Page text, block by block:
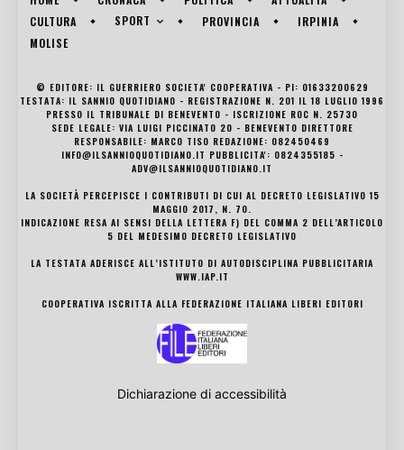
CULTURA
SPORT PROVINCIA
IRPINIA
MOLISE
© EDITORE: IL GUERRIERO SOCIETA' COOPERATIVA - PI: 01633200629
TESTATA: IL SANNIO QUOTIDIANO - REGISTRAZIONE N. 201 IL 18 LUGLIO 1996
PRESSO IL TRIBUNALE DI BENEVENTO - ISCRIZIONE ROC N. 25730
SEDE LEGALE: VIA LUIGI PICCINATO 20 - BENEVENTO DIRETTORE
RESPONSABILE: MARCO TISO REDAZIONE: 082450469
INFO@ILSANNIOQUOTIDIANO.IT PUBBLICITA': 0824355185 -
ADV@ILSANNIOQUOTIDIANO.IT
LA SOCIETÀ PERCEPISCE I CONTRIBUTI DI CUI AL DECRETO LEGISLATIVO 15
MAGGIO 2017, N. 70.
INDICAZIONE RESA AI SENSI DELLA LETTERA F) DEL COMMA 2 DELL’ARTICOLO
5 DEL MEDESIMO DECRETO LEGISLATIVO
LA TESTATA ADERISCE ALL’ISTITUTO DI AUTODISCIPLINA PUBBLICITARIA
WWW.IAP.IT
COOPERATIVA ISCRITTA ALLA FEDERAZIONE ITALIANA LIBERI EDITORI
Dichiarazione di accessibilità